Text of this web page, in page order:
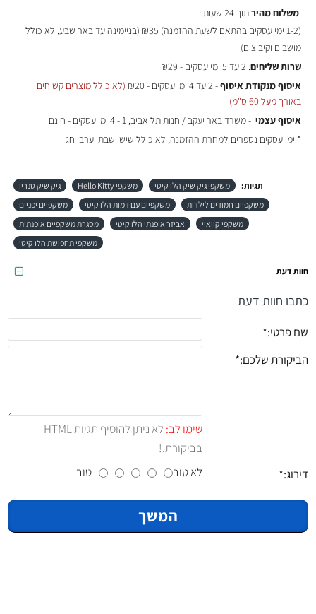
משלוח מהירתוך 24 שעות :
(1-2 ימי עסקים בהתאם לשעת ההזמנה)
₪35 (בניימינה עד באר שבע, לא כולל
מושבים וקיבוצים)
שרות שליחים: 2 עד 5 ימי עסקים - ₪29
איסוף מנקודת איסוף- 2 עד 4 ימי עסקים - ₪20
(לא כולל מוצרים קשיחים
באורך מעל 60 ס"מ)
איסוף עצמי - משרד באר יעקב / חנות תל אביב, 1 - 4 ימי עסקים - חינם
* ימי עסקים נספרים למחרת ההזמנה, לא כולל שישי שבת וערבי חג
תגיות: משקפי גיק שיק הלו קיטי משקפי Hello Kitty
גיק שיק סנריו
משקפיים חמודים לילדות
משקפיים עם דמות הלו קיטי
משקפיים יפניים
משקפי קוואיי
אביזר אופנתי הלו קיטי
מסגרת משקפיים אופנתית
משקפי תחפושת הלו קיטי
חוות דעת
כתבו חוות דעת
שם פרטי:
הביקורת שלכם:
שימו לב:
לא ניתן להוסיף תגיות HTML
בביקורת.!
דירוג:
לא טוב טוב
המשך